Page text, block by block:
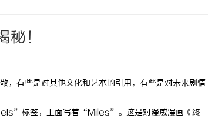
！
，有些是对其他文化和艺术的引用，有些是对未来剧情
标签，上面写着“Miles”。这是对漫威漫画《终